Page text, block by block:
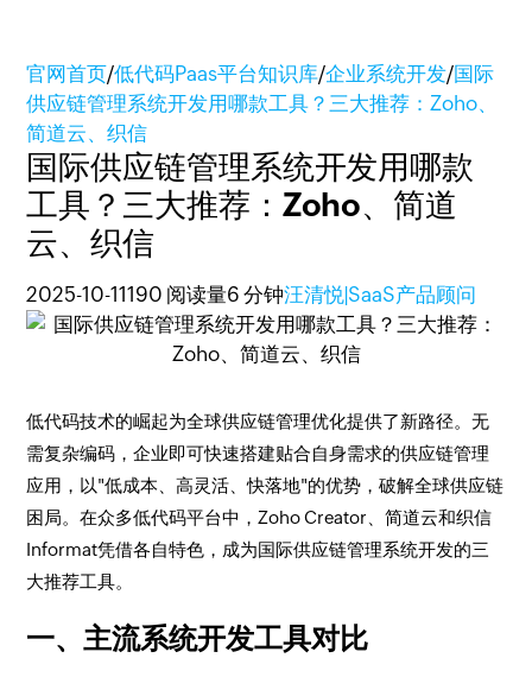
官网首页/低代码Paas平台知识库/企业系统开发/国际
供应链管理系统开发用哪款工具？三大推荐：Zoho、
简道云、织信
国际供应链管理系统开发用哪款
工具？三大推荐：Zoho、简道
云、织信
2025-10-11190 阅读量6 分钟汪清悦|SaaS产品顾问
低代码技术的崛起为全球供应链管理优化提供了新路径。无
需复杂编码，企业即可快速搭建贴合自身需求的供应链管理
应用，以"低成本、高灵活、快落地"的优势，破解全球供应链
困局。在众多低代码平台中，Zoho Creator、简道云和织信
Informat凭借各自特色，成为国际供应链管理系统开发的三
大推荐工具。
一、主流系统开发工具对比